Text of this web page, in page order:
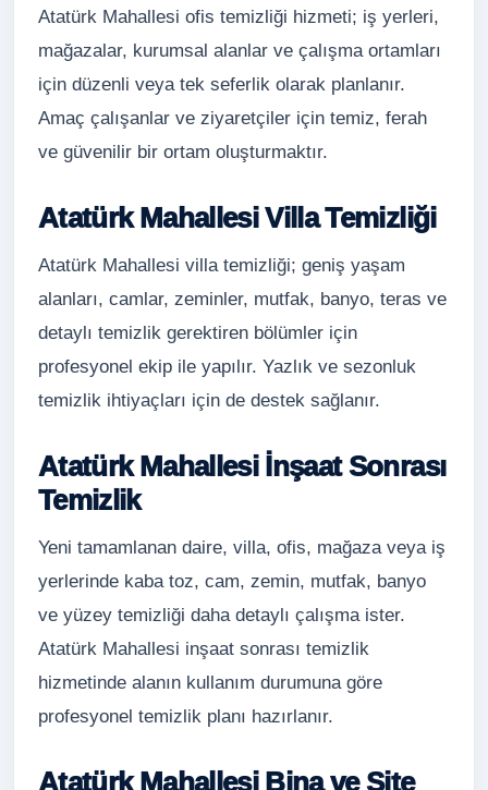
Atatürk Mahallesi ofis temizliği hizmeti; iş yerleri,
mağazalar, kurumsal alanlar ve çalışma ortamları
için düzenli veya tek seferlik olarak planlanır.
Amaç çalışanlar ve ziyaretçiler için temiz, ferah
ve güvenilir bir ortam oluşturmaktır.
Atatürk Mahallesi Villa Temizliği
Atatürk Mahallesi villa temizliği; geniş yaşam
alanları, camlar, zeminler, mutfak, banyo, teras ve
detaylı temizlik gerektiren bölümler için
profesyonel ekip ile yapılır. Yazlık ve sezonluk
temizlik ihtiyaçları için de destek sağlanır.
Atatürk Mahallesi İnşaat Sonrası
Temizlik
Yeni tamamlanan daire, villa, ofis, mağaza veya iş
yerlerinde kaba toz, cam, zemin, mutfak, banyo
ve yüzey temizliği daha detaylı çalışma ister.
Atatürk Mahallesi inşaat sonrası temizlik
hizmetinde alanın kullanım durumuna göre
profesyonel temizlik planı hazırlanır.
Atatürk Mahallesi Bina ve Site